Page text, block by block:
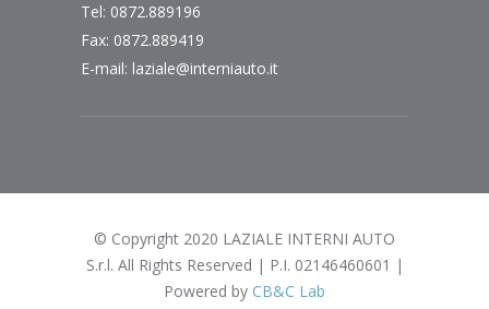
Tel: 0872.889196
Fax: 0872.889419
E-mail: laziale@interniauto.it
© Copyright 2020 LAZIALE INTERNI AUTO
S.r.l. All Rights Reserved | P.I. 02146460601 |
Powered by CB&C Lab